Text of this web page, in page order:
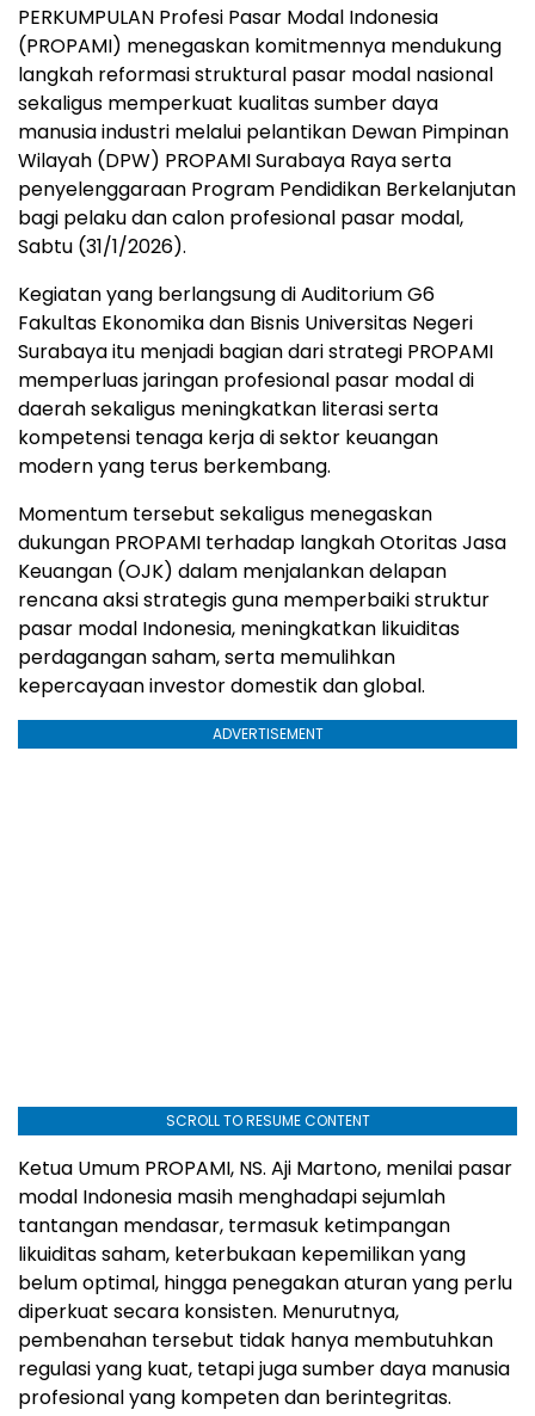
PERKUMPULAN Profesi Pasar Modal Indonesia
(PROPAMI) menegaskan komitmennya mendukung
langkah reformasi struktural pasar modal nasional
sekaligus memperkuat kualitas sumber daya
manusia industri melalui pelantikan Dewan Pimpinan
Wilayah (DPW) PROPAMI Surabaya Raya serta
penyelenggaraan Program Pendidikan Berkelanjutan
bagi pelaku dan calon profesional pasar modal,
Sabtu (31/1/2026).
Kegiatan yang berlangsung di Auditorium G6
Fakultas Ekonomika dan Bisnis Universitas Negeri
Surabaya itu menjadi bagian dari strategi PROPAMI
memperluas jaringan profesional pasar modal di
daerah sekaligus meningkatkan literasi serta
kompetensi tenaga kerja di sektor keuangan
modern yang terus berkembang.
Momentum tersebut sekaligus menegaskan
dukungan PROPAMI terhadap langkah Otoritas Jasa
Keuangan (OJK) dalam menjalankan delapan
rencana aksi strategis guna memperbaiki struktur
pasar modal Indonesia, meningkatkan likuiditas
perdagangan saham, serta memulihkan
kepercayaan investor domestik dan global.
ADVERTISEMENT
SCROLL TO RESUME CONTENT
Ketua Umum PROPAMI, NS. Aji Martono, menilai pasar
modal Indonesia masih menghadapi sejumlah
tantangan mendasar, termasuk ketimpangan
likuiditas saham, keterbukaan kepemilikan yang
belum optimal, hingga penegakan aturan yang perlu
diperkuat secara konsisten. Menurutnya,
pembenahan tersebut tidak hanya membutuhkan
regulasi yang kuat, tetapi juga sumber daya manusia
profesional yang kompeten dan berintegritas.